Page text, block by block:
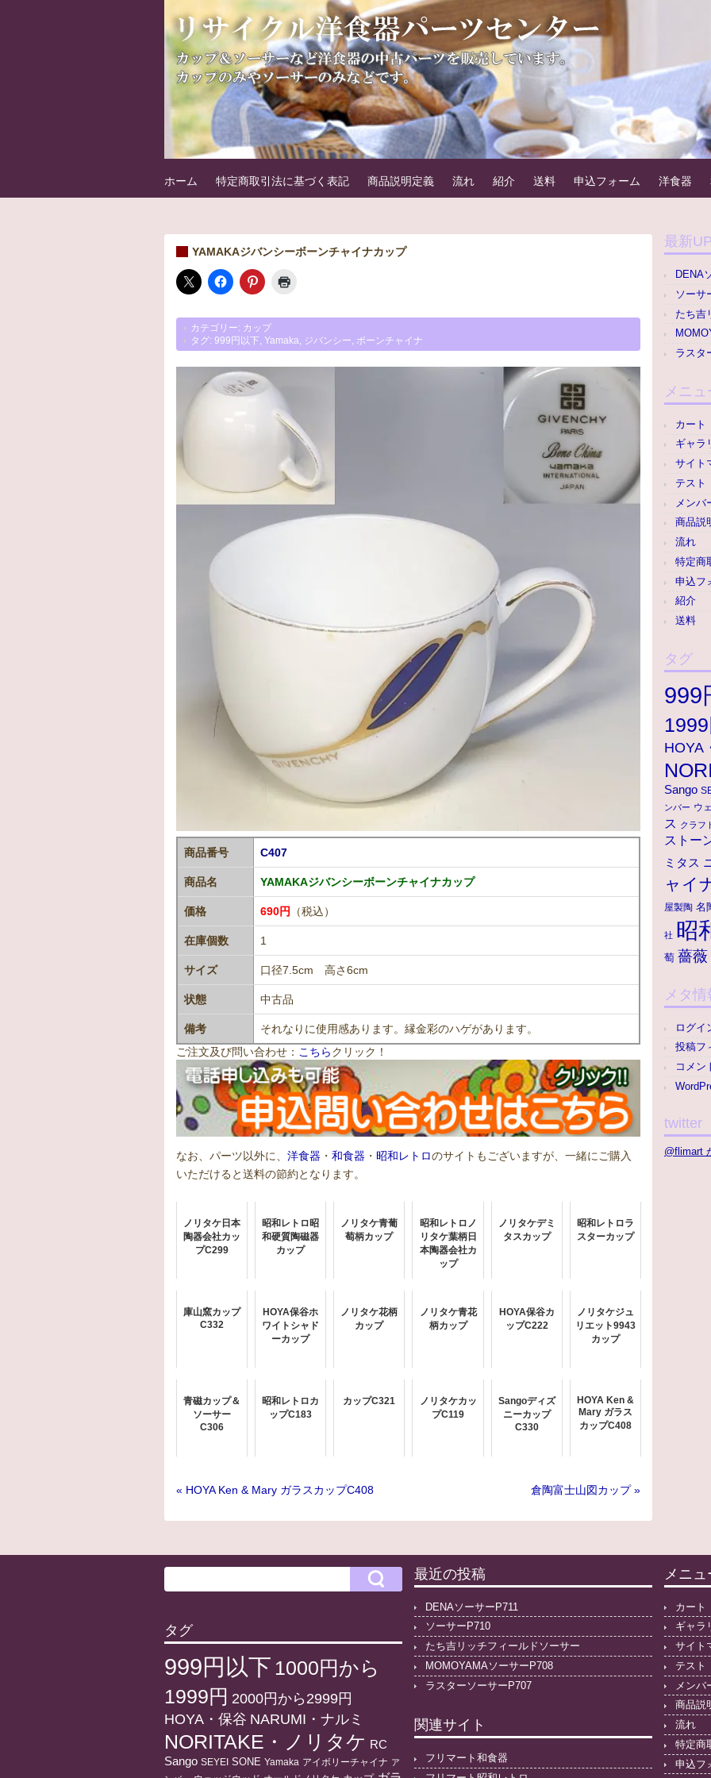
フリマート洋食器パーツセンター
洋食器の中古パーツを販売しています。例えばカップ＆ソーサーのカップのみやソーサーのみなどです。
ホーム 特定商取引法に基づく表記 商品説明定義 流れ 紹介 送料 申込フォーム 洋食器
YAMAKAジバンシーボーンチャイナカップ
カテゴリー: カップ
タグ: 999円以下 Yamaka ジバンシー ボーンチャイナ
商品番号 C407
商品名 YAMAKAジバンシーボーンチャイナカップ
価格 690円 （税込）
在庫個数 1
サイズ 口径7.5cm 高さ6cm
状態 中古品
備考
それなりに使用感あります。縁金彩のハゲがあります。
ご注文及び問い合わせ： こちらクリック！
なお、パーツ以外に、 洋食器 ・ 和食器 ・ 昭和レトロのサイトもございますが、一緒にご購入
いただけると送料の節約となります。
ノリタケ日本
陶器会社カッ
プC299
昭和レトロ昭
和硬質陶磁器
カップ
ノリタケ青葡
萄柄カップ
昭和レトロノ
リタケ葉柄日
本陶器会社カ
ップ
ノリタケデミ
タスカップ
昭和レトロラ
スターカップ
庫山窯カップ
C332
HOYA保谷ホ
ワイトシャド
ーカップ
ノリタケ花柄
カップ
ノリタケ青花
柄カップ
HOYA保谷カ
ップC222
ノリタケジュ
リエット9943
カップ
青磁カップ＆
ソーサー
C306
昭和レトロカ
ップC183
カップC321
ノリタケカッ
プC119
Sangoディズ
ニーカップ
C330
HOYA Ken &
Mary ガラス
カップC408
« HOYA Ken & Mary ガラスカップC408 倉陶富士山図カップ »
最新
DENA
ソーサ
たち吉
ラスタ
メニュ
カート
ギャラ
サイト
テスト
メンバ
商品説
流れ
特定商
申込フ
紹介
送料
タグ
999
1999
HOYA
Sango
ンバー ウ
ス クラフ
ストー
ミタス
ャイ
屋製陶 名
社 昭
萄 薔薇
メタ情
ログイ
投稿フ
コメン
twitter
@flimart
最近の投稿
DENAソーサーP711
ソーサーP710
たち吉リッチフィールドソーサー
MOMOYAMAソーサーP708
ラスターソーサーP707
メニュ
カート
ギャラ
サイト
テスト
メンバ
商品説
流れ
特定商
申込フ
タグ
999円以下 1000円から
1999円 2000円から2999円
HOYA・保谷 NARUMI・ナルミ
NORITAKE・ノリタケ RC
Sango SEYEI SONE Yamaka アイボリーチャイナ ア
関連サイト
フリマート和食器